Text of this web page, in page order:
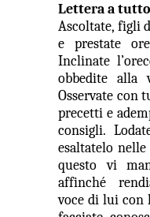
Lettera a
Ascoltate, figli
e prestate
Inclinate
obbedite alla
Osservate con
precetti e
consigli.
esaltatelo
questo vi
affinché
voce di lui con